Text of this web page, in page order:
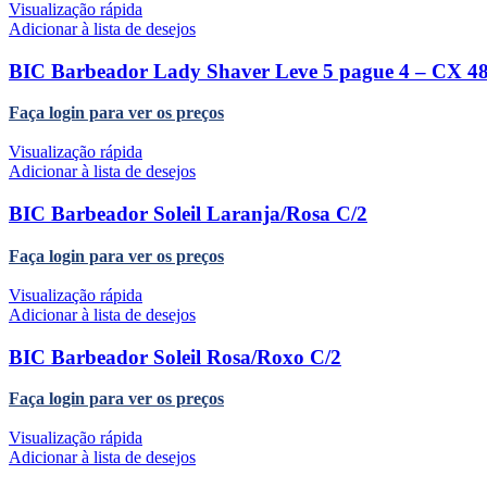
Visualização rápida
Adicionar à lista de desejos
BIC Barbeador Lady Shaver Leve 5 pague 4 – CX
Faça login para ver os preços
Visualização rápida
Adicionar à lista de desejos
BIC Barbeador Soleil Laranja/Rosa C/2
Faça login para ver os preços
Visualização rápida
Adicionar à lista de desejos
BIC Barbeador Soleil Rosa/Roxo C/2
Faça login para ver os preços
Visualização rápida
Adicionar à lista de desejos